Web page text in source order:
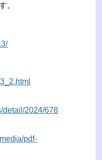
。
detail/2024/678
pdf-